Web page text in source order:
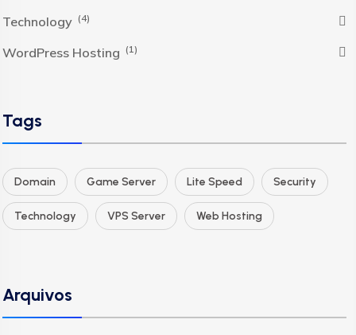
Technology (4)
WordPress Hosting (1)
Tags
Domain Game Server Lite Speed Security
Technology VPS Server Web Hosting
Arquivos